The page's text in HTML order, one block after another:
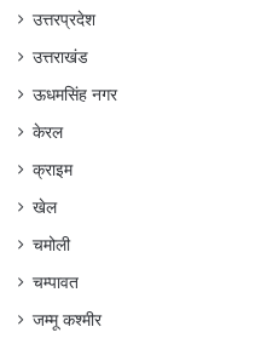
उत्तरप्रदेश
उत्तराखंड
ऊधमसिंह नगर
केरल
क्राइम
खेल
चमोली
चम्पावत
जम्मू कश्मीर